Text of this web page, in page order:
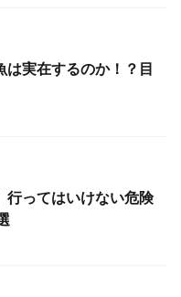
は実在するのか！？目
行ってはいけない危険